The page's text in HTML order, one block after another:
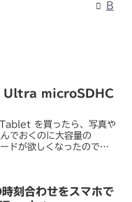
B
Ultra microSDHC
を買ったら、写真や
でおくのに大容量の
ドが欲しくなったので、
刻合わせをスマホで